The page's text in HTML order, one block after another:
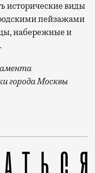
исторические виды
пейзажами
набережные и
города Москвы
праздник День